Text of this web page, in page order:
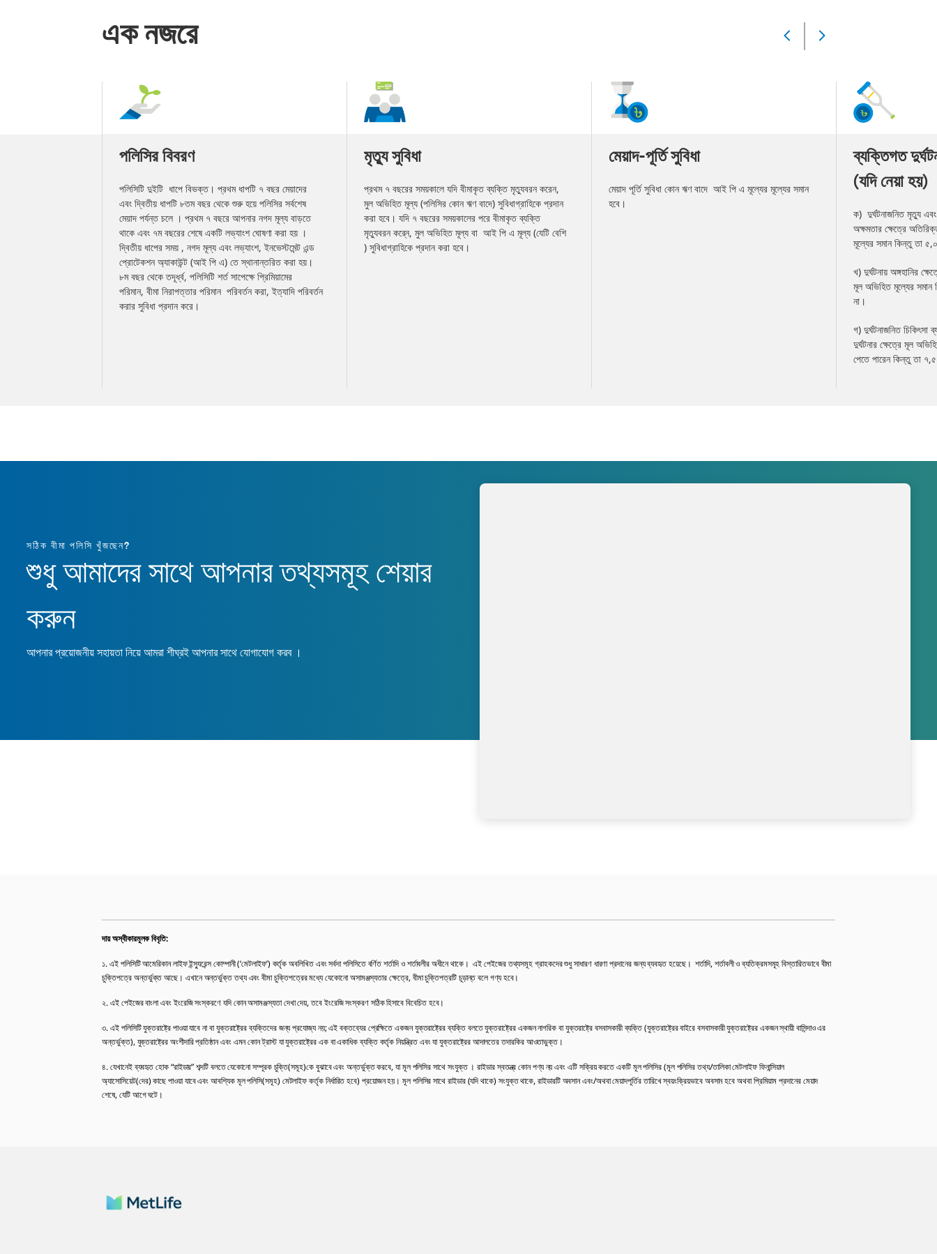
এক নজরে
Slide
পলিসির বিবরণ
পলিসিটি দুইটি ধাপে বিভক্ত। প্রথম ধাপটি ৭ বছর মেয়াদের
এবং দ্বিতীয় ধাপটি ৮তম বছর থেকে শুরু হয়ে পলিসির সর্বশেষ
মেয়াদ পর্যন্ত চলে । প্রথম ৭ বছরে আপনার নগদ মূল্য বাড়তে
থাকে এবং ৭ম বছরের শেষে একটি লভ্যাংশ ঘোষণা করা হয় ।
দ্বিতীয় ধাপের সময় , নগদ মূল্য এবং লভ্যাংশ, ইনভেস্টমেন্ট এন্ড
প্রোটেকশন অ্যাকাউন্ট (আই পি এ) তে স্থানান্তরিত করা হয়।
৮ম বছর থেকে তদূর্ধ্ব, পলিসিটি শর্ত সাপেক্ষে প্রিমিয়ামের
পরিমান, বীমা নিরাপত্তার পরিমান পরিবর্তন করা, ইত্যাদি পরিবর্তন
করার সুবিধা প্রদান করে।
মৃত্যু সুবিধা
প্রথম ৭ বছরের সময়কালে যদি বীমাকৃত ব্যক্তি মৃত্যুবরন করেন,
মুল অভিহিত মূল্য (পলিসির কোন ঋণ বাদে) সুবিধাগ্রাহিকে প্রদান
করা হবে। যদি ৭ বছরের সময়কালের পরে বীমাকৃত ব্যক্তি
মৃত্যুবরন করে্ন, মুল অভিহিত মূল্য বা আই পি এ মূল্য (যেটি বেশি
) সুবিধাগ্রাহিকে প্রদান করা হবে।
মেয়াদ-পূর্তি সুবিধা
মেয়াদ পূর্তি সুবিধা কোন ঋণ বাদে আই পি এ মূল্যের মূল্যের সমান
হবে।
ব্যক্তিগত
(যদি নেয়া হয়)
ক) দুর্ঘটনাজনিত মৃত্যু এবং
অক্ষমতার ক্ষেত্রে
মূল্যের সমান কিন্তু তা
খ) দুর্ঘটনায় অঙ্গহানির
মূল অভিহিত মূল্যের সমান
না।
গ) দুর্ঘটনাজনিত চিকিৎসা
দুর্ঘটনার ক্ষেত্রে মূল
পেতে পারেন কিন্তু তা
সঠিক বীমা পলিসি খুঁজছেন?
শুধু আমাদের সাথে আপনার তথ্যসমূহ শেয়ার
করুন
আপনার প্রয়োজনীয় সহায়তা নিয়ে আমরা শীঘ্রই আপনার সাথে যোগাযোগ করব ।
দায় অস্বীকারমূলক বিবৃতি:
১. এই পলিসিটি আমেরিকান লাইফ ইন্স্যুরেন্স কোম্পানী (‘মেটলাইফ’) কর্তৃক অবলিখিত এবং সর্বদা পলিসিতে বর্ণিত শর্তাদি ও শর্তাবলীর অধীনে থাকে। এই পেইজের তথ্যসমূহ গ্রাহকদের শুধু সাধারণ ধারণা প্রদানের জন্য ব্যবহৃত হয়েছে। শর্তাদি, শর্তাবলী ও ব্যতিক্রমসমূহ বিস্তারিতভাবে বীমা
চুক্তিপত্রে অন্তর্ভুক্ত আছে। এখানে অন্তর্ভুক্ত তথ্য এবং বীমা চুক্তিপত্রের মধ্যে যেকোনো অসামঞ্জস্যতার ক্ষেত্রে, বীমা চুক্তিপত্রটি চূড়ান্ত বলে গণ্য হবে।
২. এই পেইজের বাংলা এবং ইংরেজি সংস্করণে যদি কোন অসামঞ্জস্যতা দেখা দেয়, তবে ইংরেজি সংস্করণ সঠিক হিসাবে বিবেচিত হবে।
৩. এই পলিসিটি যুক্তরাষ্ট্রে পাওয়া যাবে না বা যুক্তরাষ্ট্রের ব্যক্তিদের জন্য প্রযোজ্য নয়; এই বক্তব্যের প্রেক্ষিতে একজন যুক্তরাষ্ট্রের ব্যক্তি বলতে যুক্তরাষ্ট্রের একজন নাগরিক বা যুক্তরাষ্ট্রে বসবাসকারী ব্যক্তি (যুক্তরাষ্ট্রের বাইরে বসবাসকারী যুক্তরাষ্ট্রের একজন স্থায়ী বাসিন্দাও এর
অন্তর্ভুক্ত), যুক্তরাষ্ট্রের অংশীদারি প্রতিষ্ঠান এবং এমন কোন ট্রাস্ট যা যুক্তরাষ্ট্রের এক বা একাধিক ব্যক্তি কর্তৃক নিয়ন্ত্রিত এবং যা যুক্তরাষ্ট্রের আদালতের তদারকির আওতাভুক্ত।
৪. যেখানেই ব্যবহৃত হোক “রাইডার” শব্দটি বলতে যেকোনো সম্পূরক চুক্তি(সমূহ)কে বুঝাবে এবং অন্তর্ভুক্ত করবে, যা মূল পলিসির সাথে সংযুক্ত । রাইডার স্বতন্ত্র কোন পণ্য নয় এবং এটি সক্রিয় করতে একটি মূল পলিসির (মূল পলিসির তথ্য/তালিকা মেটলাইফ ফিনান্সিয়াল
অ্যাসোসিয়েট(দের) কাছে পাওয়া যাবে এবং আবশ্যিক মূল পলিসি(সমূহ) মেটলাইফ কর্তৃক নির্ধারিত হবে) প্রয়োজন হয়। মূল পলিসির সাথে রাইডার (যদি থাকে) সংযুক্ত থাকে, রাইডারটি অবসান এবং/অথবা মেয়াদপূর্তির তারিখে স্বয়ংক্রিয়ভাবে অবসান হবে অথবা প্রিমিয়াম প্রদানের মেয়াদ
শেষে, যেটি আগে ঘটে।